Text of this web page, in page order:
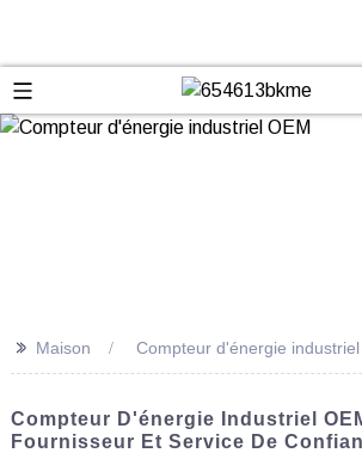
>> Maison Compteur d'énergie industriel
Compteur D'énergie Industriel
Fournisseur Et Service De